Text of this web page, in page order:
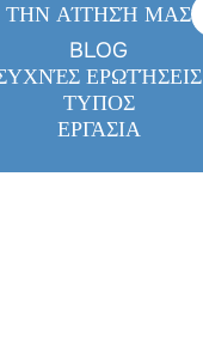
ΤΗΝ ΑΊΤΗΣΉ ΜΑΣ
BLOG
ΕΡΩΤΉΣΕΙΣ
ΤΎΠΟΣ
ΕΡΓΑΣΊΑ